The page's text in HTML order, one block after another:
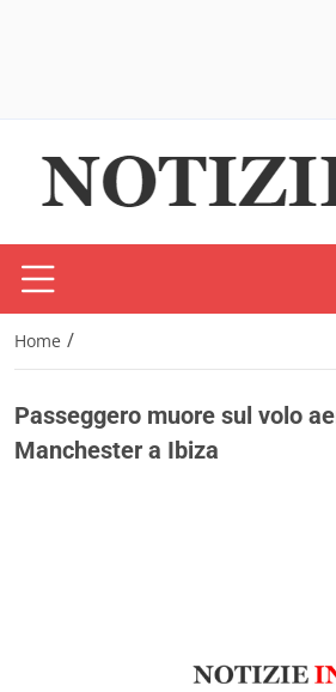
Home /
Passeggero muore sul volo
Manchester a Ibiza